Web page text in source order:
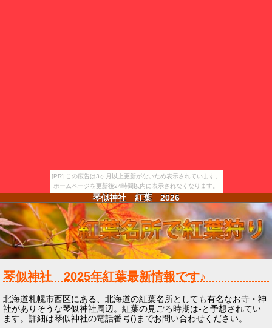
[PR] この広告は3ヶ月以上更新がないため表示されています。
ホームページを更新後24時間以内に表示されなくなります。
琴似神社 紅葉 2026
琴似神社 2025年紅葉最新情報です♪
北海道札幌市西区にある、北海道の紅葉名所としても有名なお寺・神
社がありそうな琴似神社周辺。紅葉の見ごろ時期は-と予想されてい
ます。詳細は琴似神社の電話番号()までお問い合わせください。